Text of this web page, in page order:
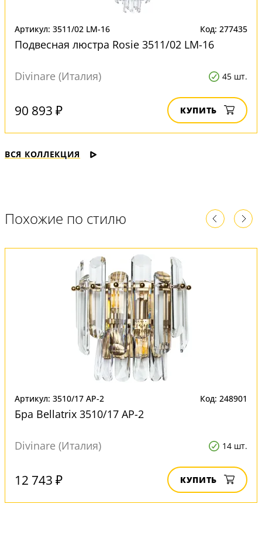
Артикул: 3511/02 LM-16 Код: 277435
Подвесная люстра Rosie 3511/02 LM-16
Divinare (Италия) 45 шт.
90 893 ₽ КУПИТЬ
ВСЯ КОЛЛЕКЦИЯ
Похожие по стилю
Артикул: 3510/17 AP-2 Код: 248901
Бра Bellatrix 3510/17 AP-2
Divinare (Италия) 14 шт.
12 743 ₽ КУПИТЬ